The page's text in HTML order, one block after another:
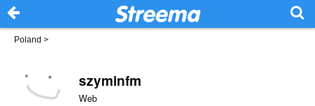
Poland >
szyminfm
Web